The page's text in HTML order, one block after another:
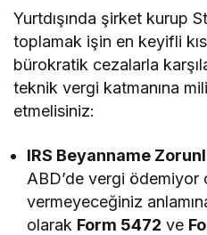
Yurtdışında şirket kurup
toplamak işin en keyifli
bürokratik cezalarla
teknik vergi katmanına
etmelisiniz:
IRS Beyanname
ABD’de vergi ödemiyor
vermeyeceğiniz
olarak Form 5472 ve